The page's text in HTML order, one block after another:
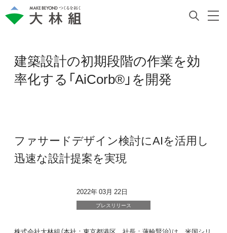
建築設計の初期段階の作業を効
率化する「AiCorb®」を開発
ファサードデザイン検討にAIを活用し
迅速な設計提案を実現
2022年 03月 22日
プレスリリース